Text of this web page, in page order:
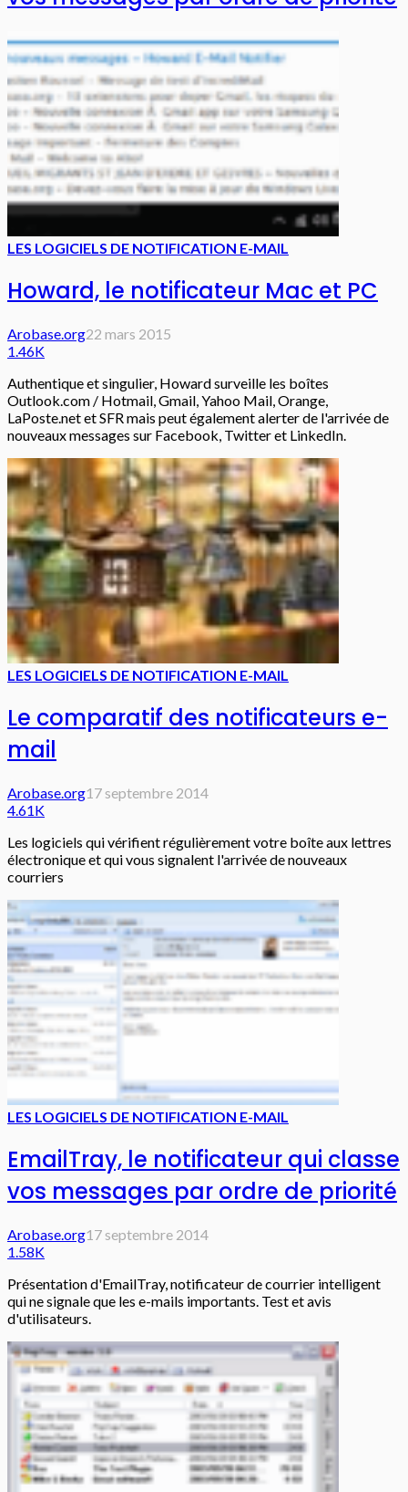
LES LOGICIELS DE NOTIFICATION E-MAIL
Howard, le notificateur Mac et PC
Arobase.org22 mars 2015
1.46K
Authentique et singulier, Howard surveille les boîtes
Outlook.com / Hotmail, Gmail, Yahoo Mail, Orange,
LaPoste.net et SFR mais peut également alerter de l'arrivée de
nouveaux messages sur Facebook, Twitter et LinkedIn.
LES LOGICIELS DE NOTIFICATION E-MAIL
Le comparatif des notificateurs e-
mail
Arobase.org17 septembre 2014
4.61K
Les logiciels qui vérifient régulièrement votre boîte aux lettres
électronique et qui vous signalent l'arrivée de nouveaux
courriers
LES LOGICIELS DE NOTIFICATION E-MAIL
EmailTray, le notificateur qui classe
vos messages par ordre de priorité
Arobase.org17 septembre 2014
1.58K
Présentation d'EmailTray, notificateur de courrier intelligent
qui ne signale que les e-mails importants. Test et avis
d'utilisateurs.